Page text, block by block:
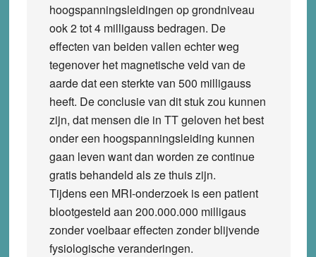
hoogspanningsleidingen op grondniveau
ook 2 tot 4 milligauss bedragen. De
effecten van beiden vallen echter weg
tegenover het magnetische veld van de
aarde dat een sterkte van 500 milligauss
heeft. De conclusie van dit stuk zou kunnen
zijn, dat mensen die in TT geloven het best
onder een hoogspanningsleiding kunnen
gaan leven want dan worden ze continue
gratis behandeld als ze thuis zijn.
Tijdens een MRI-onderzoek is een patient
blootgesteld aan 200.000.000 milligaus
zonder voelbaar effecten zonder blijvende
fysiologische veranderingen.